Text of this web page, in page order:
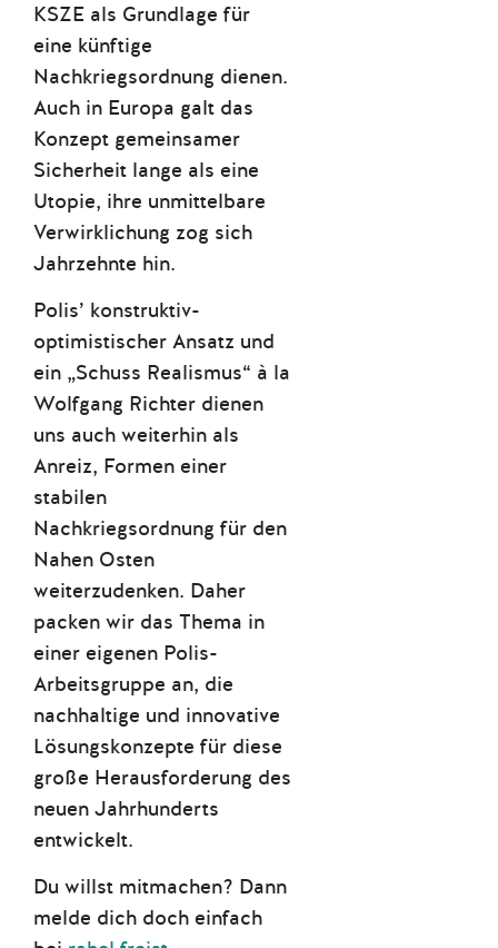
KSZE als Grundlage für
eine künftige
Nachkriegsordnung dienen.
Auch in Europa galt das
Konzept gemeinsamer
Sicherheit lange als eine
Utopie, ihre unmittelbare
Verwirklichung zog sich
Jahrzehnte hin.
Polis’ konstruktiv-
optimistischer Ansatz und
ein „Schuss Realismus“ à la
Wolfgang Richter dienen
uns auch weiterhin als
Anreiz, Formen einer
stabilen
Nachkriegsordnung für den
Nahen Osten
weiterzudenken. Daher
packen wir das Thema in
einer eigenen Polis-
Arbeitsgruppe an, die
nachhaltige und innovative
Lösungskonzepte für diese
große Herausforderung des
neuen Jahrhunderts
entwickelt.
Du willst mitmachen? Dann
melde dich doch einfach